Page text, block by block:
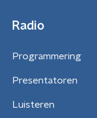
Radio
Programmering
Presentatoren
Luisteren